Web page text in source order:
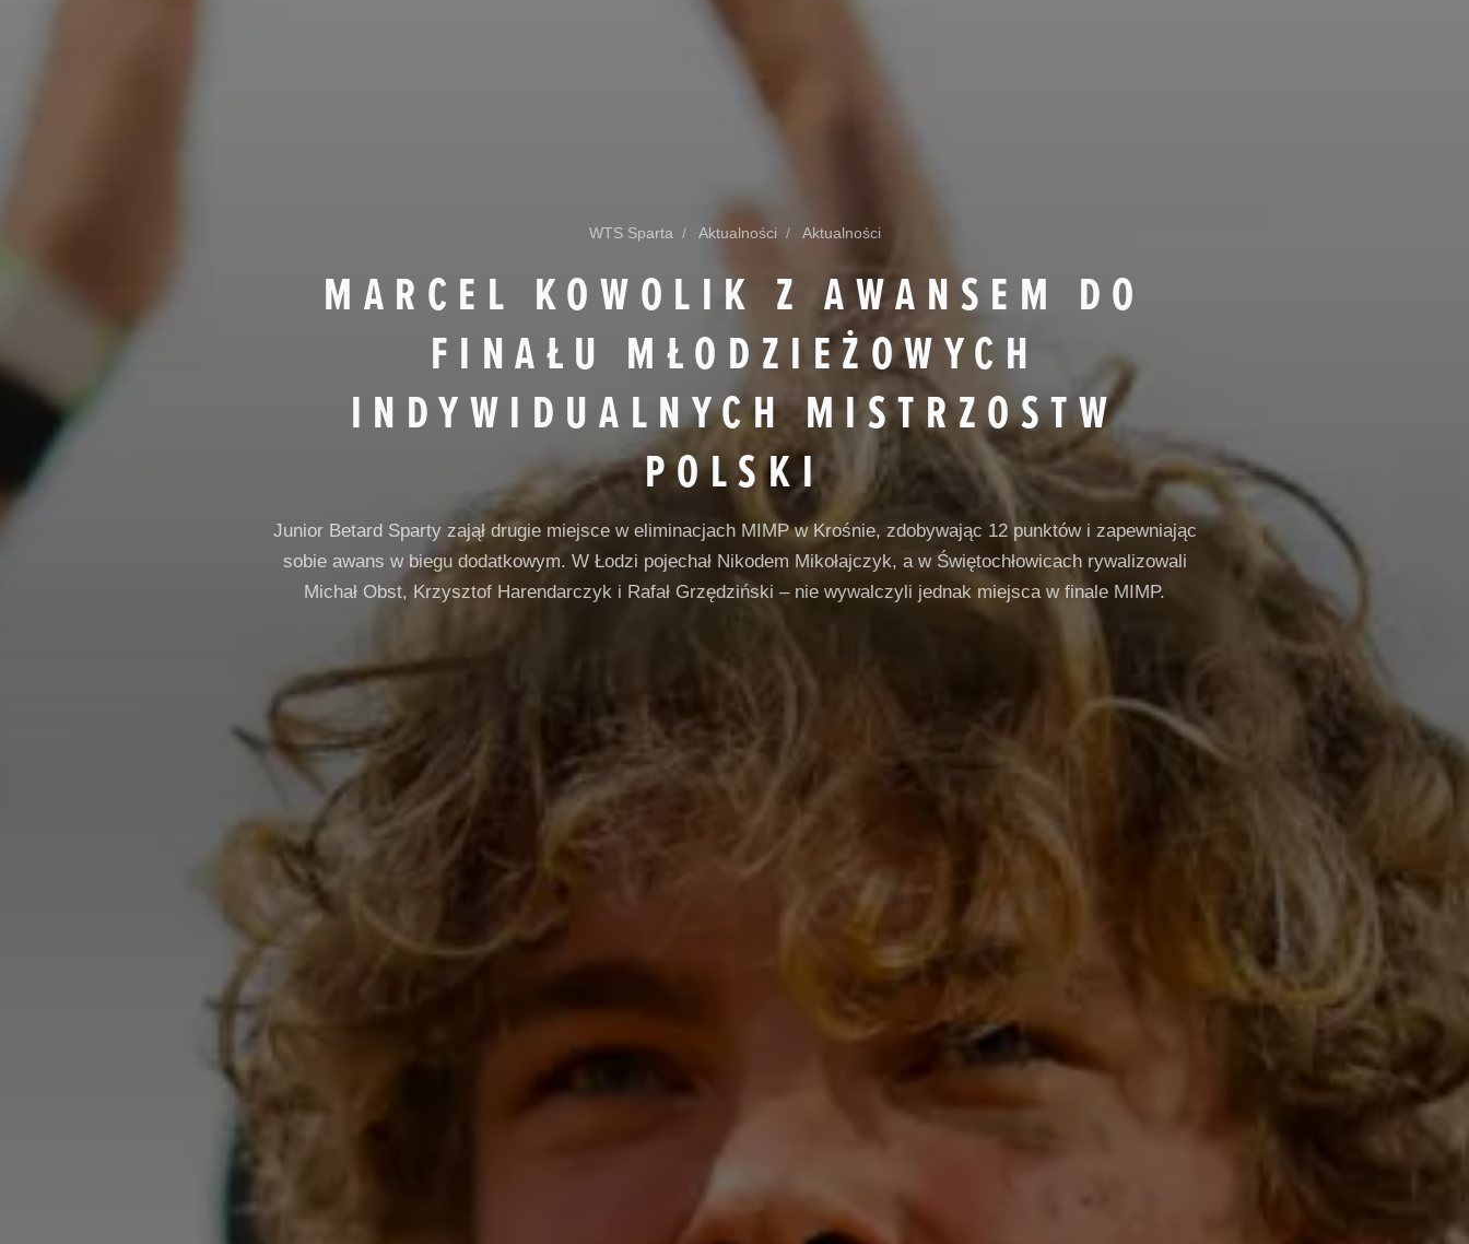
WTS Sparta Aktualności Aktualności
MARCEL KOWOLIK Z AWANSEM DO
FINAŁU MŁODZIEŻOWYCH
INDYWIDUALNYCH MISTRZOSTW
POLSKI
Junior Betard Sparty zajął drugie miejsce w eliminacjach MIMP w Krośnie, zdobywając 12 punktów i zapewniając
sobie awans w biegu dodatkowym. W Łodzi pojechał Nikodem Mikołajczyk, a w Świętochłowicach rywalizowali
Michał Obst, Krzysztof Harendarczyk i Rafał Grzędziński – nie wywalczyli jednak miejsca w finale MIMP.